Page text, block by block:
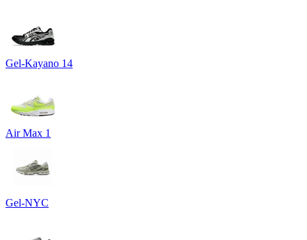
Gel-Kayano 14
Air Max 1
Gel-NYC